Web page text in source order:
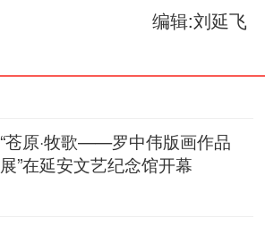
编辑:刘延飞
“苍原·牧歌——罗中伟版画作品
展”在延安文艺纪念馆开幕